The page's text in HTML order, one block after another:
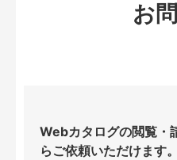
お
Webカタログの閲覧・
らご依頼いただけます。